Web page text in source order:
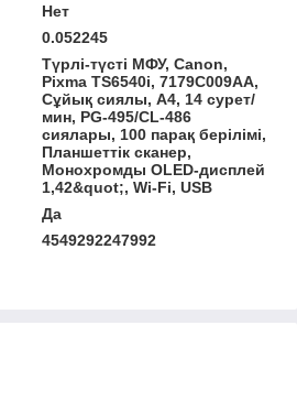
Нет
0.052245
Түрлі-түсті МФУ, Canon,
Pixma TS6540i, 7179C009AA,
Сұйық сиялы, A4, 14 сурет/
мин, PG-495/CL-486
сиялары, 100 парақ берілімі,
Планшеттік сканер,
Монохромды OLED-дисплей
1,42&quot;, Wi-Fi, USB
Да
4549292247992